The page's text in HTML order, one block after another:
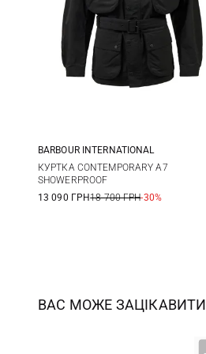
M L XL
BARBOUR INTERNATIONAL
КУРТКА CONTEMPORARY A7
SHOWERPROOF
13 090 ГРН18 700 ГРН-30%
ВАС МОЖЕ ЗАЦІКАВИТИ